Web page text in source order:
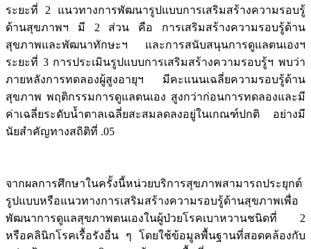
ระยะที่ 2 แนวทางการพัฒนารูปแบบการเสริมสร้างความรอบรู้
ด้านสุขภาพฯ มี 2 ส่วน คือ การเสริมสร้างความรอบรู้ด้าน
สุขภาพและพัฒนาทักษะฯ และการสนับสนุนการดูแลตนเองฯ
ระยะที่ 3 การประเมินรูปแบบการเสริมสร้างความรอบรู้ฯ พบว่า
ภายหลังการทดลองผู้สูงอายุฯ มีคะแนนเฉลี่ยความรอบรู้ด้าน
สุขภาพ พฤติกรรมการดูแลตนเอง สูงกว่าก่อนการทดลองและมี
ค่าเฉลี่ยระดับน้ำตาลเฉลี่ยสะสมลดลงอยู่ในเกณฑ์ปกติ อย่างมี
นัยสำคัญทางสถิติที่ .05
จากผลการศึกษาในครั้งนี้หน่วยบริการสุขภาพสามารถประยุกต์
รูปแบบหรือแนวทางการเสริมสร้างความรอบรู้ด้านสุขภาพเพื่อ
พัฒนาการดูแลสุขภาพตนเองในผู้ป่วยโรคเบาหวานชนิดที่ 2
หรือคลินิกโรคเรื้อรังอื่น ๆ โดยใช้ข้อมูลพื้นฐานที่สอดคล้องกับ